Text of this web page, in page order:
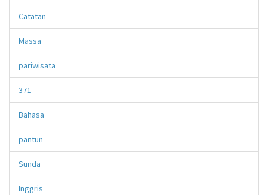
Catatan
Massa
pariwisata
371
Bahasa
pantun
Sunda
Inggris